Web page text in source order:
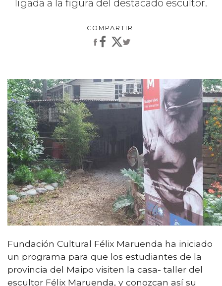
ligada a la figura del destacado escultor.
Fundación Cultural Félix Maruenda ha iniciado
un programa para que los estudiantes de la
provincia del Maipo visiten la casa- taller del
escultor Félix Maruenda, y conozcan así su